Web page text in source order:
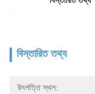
বিস্তারিত তথ্য
উৎপত্তি স্থল: